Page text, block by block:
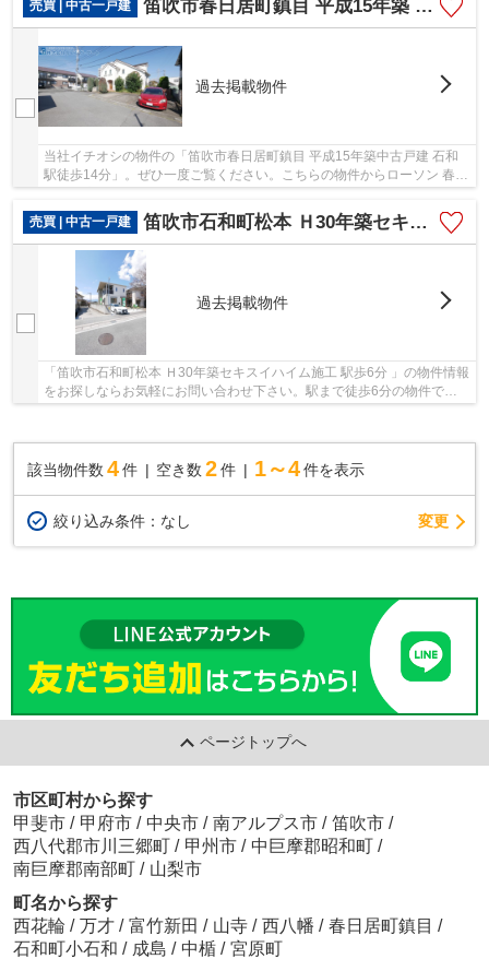
売買 | 中古一戸建
笛吹市春日居町鎮目 平成15年築 石和駅徒歩14分 車並列3
過去掲載物件
当社イチオシの物件の「笛吹市春日居町鎮目 平成15年築中古戸建 石和
駅徒歩14分」。ぜひ一度ご覧ください。こちらの物件からローソン 春日
売買 | 中古一戸建
笛吹市石和町松本 Ｈ30年築セキスイハイム施工 駅歩6分
過去掲載物件
「笛吹市石和町松本 Ｈ30年築セキスイハイム施工 駅歩6分 」の物件情報
をお探しならお気軽にお問い合わせ下さい。駅まで徒歩6分の物件です。
該当物件数 4件 空き数 2 件 1～4 件を表示
絞り込み条件： なし 変更
ページトップへ
市区町村から探す
甲斐市 / 甲府市 / 中央市 / 南アルプス市 / 笛吹市 /
西八代郡市川三郷町 / 甲州市 / 中巨摩郡昭和町 /
南巨摩郡南部町 / 山梨市
町名から探す
西花輪 / 万才 / 富竹新田 / 山寺 / 西八幡 / 春日居町鎮目 /
石和町小石和 / 成島 / 中楯 / 宮原町